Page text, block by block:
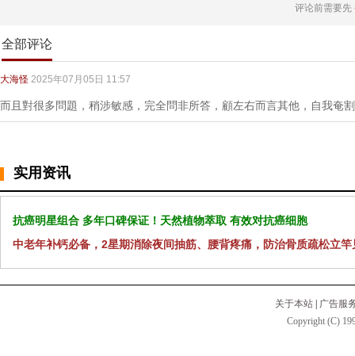
评论前需要先
全部评论
大海怪 2025年07月05日 11:57
而且對很多問題，稍涉敏感，完全問非所答，顧左右而言其他，自我奄
实用资讯
抗癌明星组合 多年口碑保证！天然植物萃取 有效对抗癌细胞
中老年补钙必备，2星期消除夜间抽筋、腰背疼痛，防治骨质疏松立竿
关于本站 | 广告服
Copyright (C)